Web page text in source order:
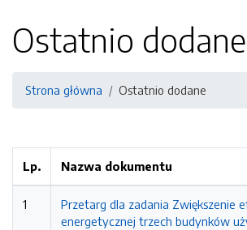
Ostatnio dodane
Strona główna Ostatnio dodane
Lp. Nazwa dokumentu
1
Przetarg dla zadania Zwiększenie
energetycznej trzech budynków